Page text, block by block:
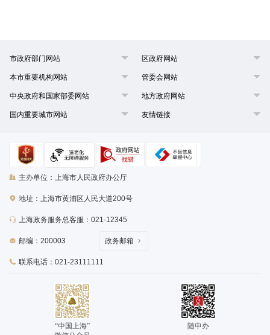
市政府部门网站 区政府网站
本市重要机构网站 管委会网站
中央政府和国家部委网站 地方政府网站
国内重要城市网站 友情链接
主办单位：上海市人民政府办公厅
地址：上海市黄浦区人民大道200号
上海政务服务总客服：021-12345
邮编：200003
联系电话：021-23111111
政务邮箱
“中国上海”
随申办